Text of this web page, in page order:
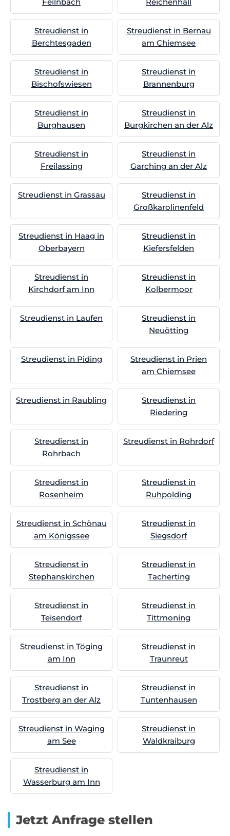
Streudienst in
Berchtesgaden
Streudienst in Bernau
am Chiemsee
Streudienst in
Bischofswiesen
Streudienst in
Brannenburg
Streudienst in
Burghausen
Streudienst in
Burgkirchen an der Alz
Streudienst in
Freilassing
Streudienst in
Garching an der Alz
Streudienst in Grassau
Streudienst in
Großkarolinenfeld
Streudienst in Haag in
Oberbayern
Streudienst in
Kiefersfelden
Streudienst in
Kirchdorf am Inn
Streudienst in
Kolbermoor
Streudienst in Laufen
Streudienst in
Neuötting
Streudienst in Piding
Streudienst in Prien
am Chiemsee
Streudienst in Raubling
Streudienst in
Riedering
Streudienst in
Rohrbach
Streudienst in Rohrdorf
Streudienst in
Rosenheim
Streudienst in
Ruhpolding
Streudienst in Schönau
am Königssee
Streudienst in
Siegsdorf
Streudienst in
Stephanskirchen
Streudienst in
Tacherting
Streudienst in
Teisendorf
Streudienst in
Tittmoning
Streudienst in Töging
am Inn
Streudienst in
Traunreut
Streudienst in
Trostberg an der Alz
Streudienst in
Tuntenhausen
Streudienst in Waging
am See
Streudienst in
Waldkraiburg
Streudienst in
Wasserburg am Inn
Jetzt Anfrage stellen